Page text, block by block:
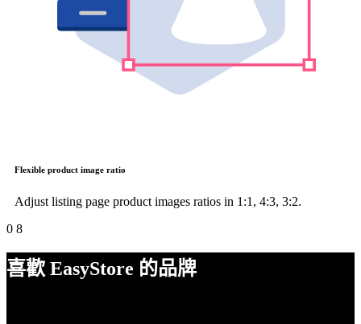
Flexible product image ratio
Adjust listing page product images ratios in 1:1, 4:3, 3:2.
0 8
喜歡 EasyStore 的品牌